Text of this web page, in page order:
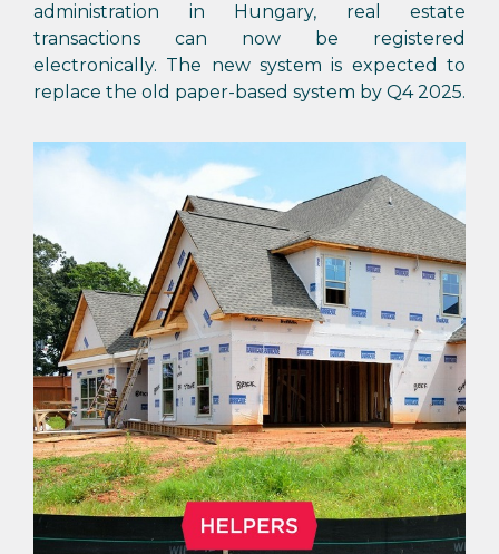
administration in Hungary, real estate
transactions can now be registered
electronically. The new system is expected to
replace the old paper-based system by Q4 2025.